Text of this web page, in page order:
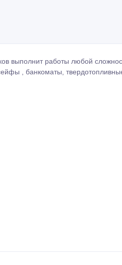
выполнит работы любой
, банкоматы,